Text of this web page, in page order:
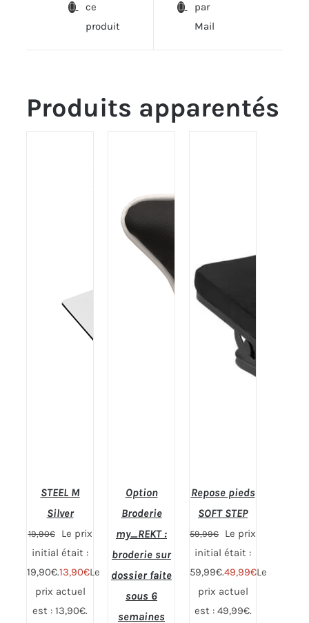
ce
produit
par
Mail
Produits apparentés
STEEL M
Silver
19,90€
Le prix
initial était :
19,90€.13,90€Le
prix actuel
est : 13,90€.
Option
Broderie
my_REKT :
broderie sur
dossier faite
sous 6
semaines
Repose pieds
SOFT STEP
59,99€
Le prix
initial était :
59,99€.49,99€Le
prix actuel
est : 49,99€.